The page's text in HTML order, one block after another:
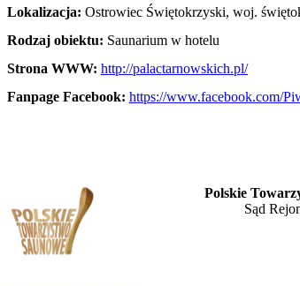
Lokalizacja: Ostrowiec Świętokrzyski, woj.
Rodzaj obiektu: Saunarium w hotelu
Strona WWW: http://palactarnowskich.pl/
Fanpage Facebook: https://www.facebook.com/
Polskie
Sąd